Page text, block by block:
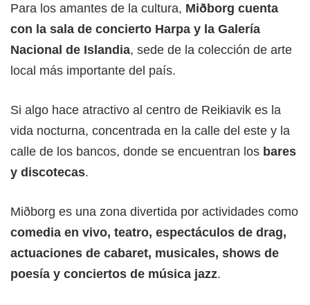
Para los amantes de la cultura, Miðborg cuenta
con la sala de concierto Harpa y la Galería
Nacional de Islandia, sede de la colección de arte
local más importante del país.
Si algo hace atractivo al centro de Reikiavik es la
vida nocturna, concentrada en la calle del este y la
calle de los bancos, donde se encuentran los bares
y discotecas.
Miðborg es una zona divertida por actividades como
comedia en vivo, teatro, espectáculos de drag,
actuaciones de cabaret, musicales, shows de
poesía y conciertos de música jazz.